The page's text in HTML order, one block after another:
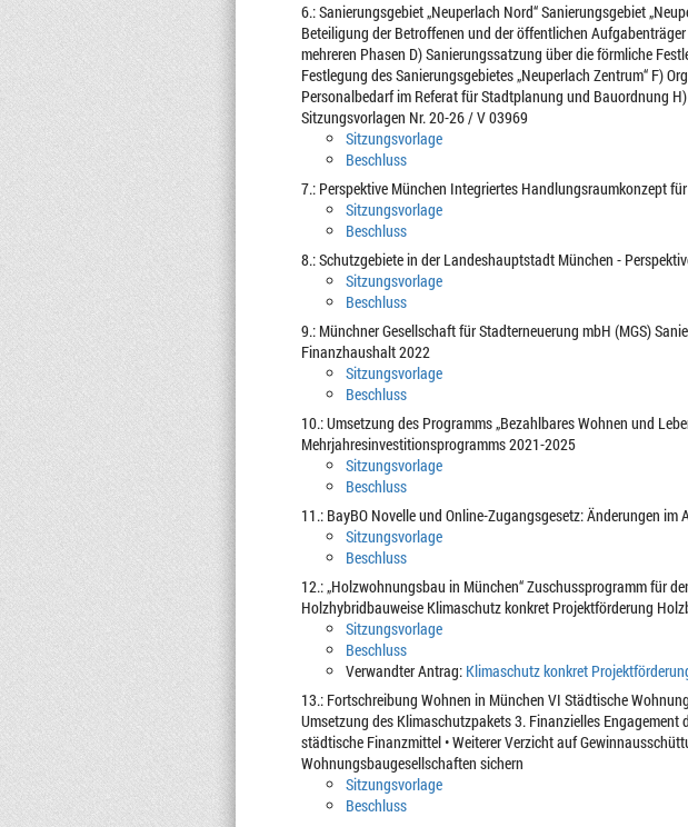
6.: Sanierungsgebiet „Neuperlach Nord“ Sanierungsgebiet
Beteiligung der Betroffenen und der öffentlichen
mehreren Phasen D) Sanierungssatzung über die förmliche
Festlegung des Sanierungsgebietes „Neuperlach Zentrum“ F)
Personalbedarf im Referat für Stadtplanung und Bauordnung
Sitzungsvorlagen Nr. 20-26 / V 03969
Sitzungsvorlage
Beschluss
7.: Perspektive München Integriertes Handlungsraumkonzept
Sitzungsvorlage
Beschluss
8.: Schutzgebiete in der Landeshauptstadt München -
Sitzungsvorlage
Beschluss
9.: Münchner Gesellschaft für Stadterneuerung mbH (MGS)
Finanzhaushalt 2022
Sitzungsvorlage
Beschluss
10.: Umsetzung des Programms „Bezahlbares Wohnen und
Mehrjahresinvestitionsprogramms 2021-2025
Sitzungsvorlage
Beschluss
11.: BayBO Novelle und Online-Zugangsgesetz: Änderungen
Sitzungsvorlage
Beschluss
12.: „Holzwohnungsbau in München“ Zuschussprogramm für
Holzhybridbauweise Klimaschutz konkret Projektförderung
Sitzungsvorlage
Beschluss
Verwandter Antrag: Klimaschutz konkret
13.: Fortschreibung Wohnen in München VI Städtische
Umsetzung des Klimaschutzpakets 3. Finanzielles
städtische Finanzmittel • Weiterer Verzicht auf
Wohnungsbaugesellschaften sichern
Sitzungsvorlage
Beschluss